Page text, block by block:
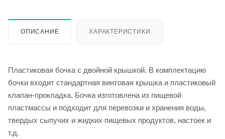
ОПИСАНИЕ ХАРАКТЕРИСТИКИ
Пластиковая бочка с двойной крышкой. В комплектацию
бочки входит стандартная винтовая крышка и пластиковый
клапан-прокладка. Бочка изготовлена из пищевой
пластмассы и подходит для перевозки и хранения воды,
твердых сыпучих и жидких пищевых продуктов, настоек и
т.д.